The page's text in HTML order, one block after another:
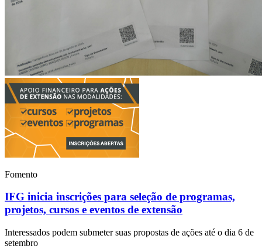
Fomento
IFG inicia inscrições para seleção de programas,
projetos, cursos e eventos de extensão
Interessados podem submeter suas propostas de ações até o dia 6 de
setembro